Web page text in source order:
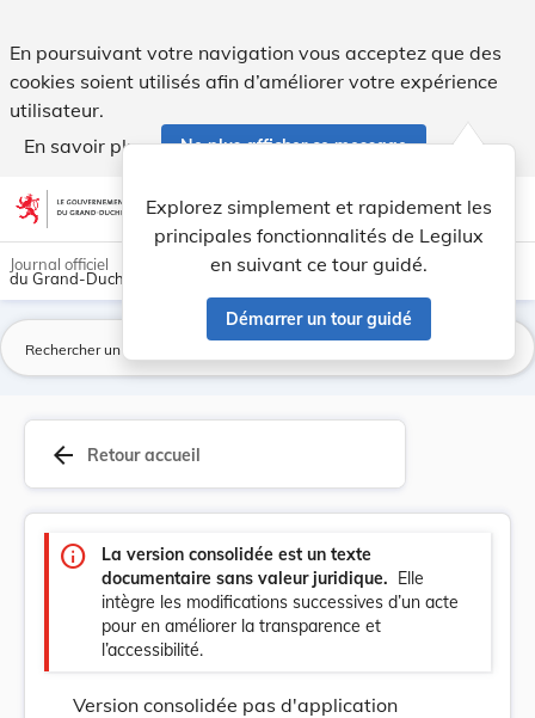
En poursuivant votre navigation vous acceptez que des
cookies soient utilisés afin d’améliorer votre expérience
utilisateur.
En savoir plus
Ne plus afficher ce message
Aller au contenu account_circle help Aide
Explorez simplement et rapidement les
principales fonctionnalités de Legilux
en suivant ce tour guidé.
Démarrer un tour guidé
light_mode dark_mode
Journal officiel
du Grand-Duché de Luxembourg
arrow_back Retour accueil
info
La version consolidée est un texte
documentaire sans valeur juridique. Elle
intègre les modifications successives d’un acte
pour en améliorer la transparence et
l’accessibilité.
Version consolidée pas d'application